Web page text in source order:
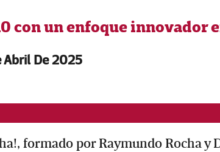
con un enfoque innovador
Abril De 2025
formado por Raymundo Rocha y